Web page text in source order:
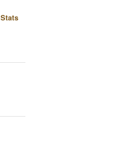
Stats